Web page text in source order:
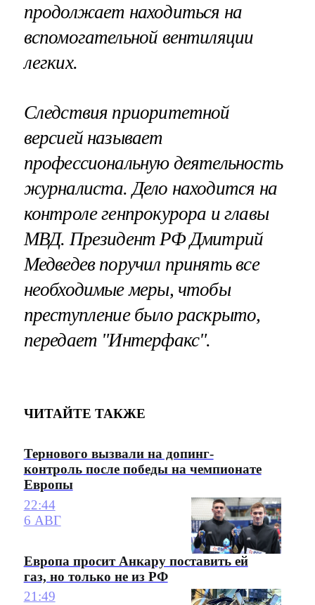
продолжает находиться на
вспомогательной вентиляции
легких.
Следствия приоритетной
версией называет
профессиональную деятельность
журналиста. Дело находится на
контроле генпрокурора и главы
МВД. Президент РФ Дмитрий
Медведев поручил принять все
необходимые меры, чтобы
преступление было раскрыто,
передает "Интерфакс".
ЧИТАЙТЕ ТАКЖЕ
Тернового вызвали на допинг-
контроль после победы на чемпионате
Европы
22:44
6 АВГ
Европа просит Анкару поставить ей
газ, но только не из РФ
21:49